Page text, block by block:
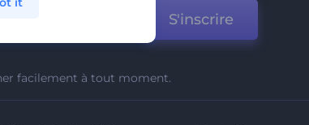
S'inscrire
facilement à tout moment.